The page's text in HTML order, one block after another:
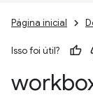
Página inicial
Isso foi útil?